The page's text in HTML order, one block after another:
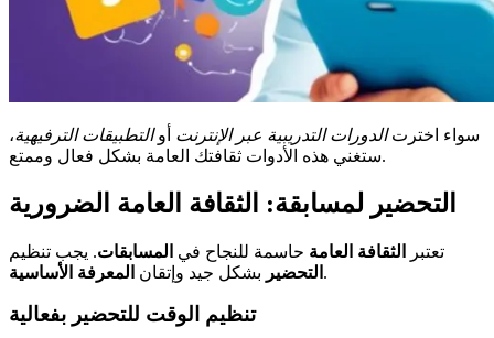
سواء اخترتالدورات التدريبية عبر الإنترنت أوالتطبيقات الترفيهية،
ستغني هذه الأدوات ثقافتك العامة بشكل فعال وممتع.
التحضير لمسابقة: الثقافة العامة الضرورية
تعتبر الثقافة العامة حاسمة للنجاح في المسابقات. يجب تنظيم
التحضير بشكل جيد وإتقان المعرفة الأساسية .
تنظيم الوقت للتحضير بفعالية